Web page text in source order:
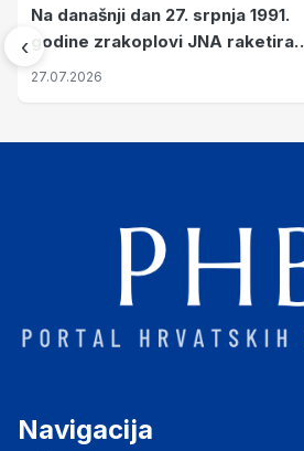
‹
Na današnji dan 27. srpnja 1991.
godine zrakoplovi JNA raketirali
su vojarnu i obučni centar "Nikola
27.07.2026
Navigacija